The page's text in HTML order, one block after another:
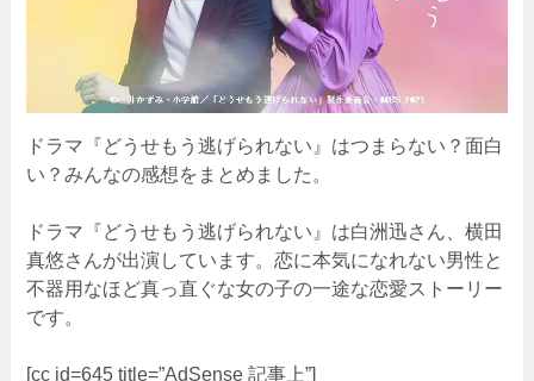
ドラマ『どうせもう逃げられない』はつまらない？面白
い？みんなの感想をまとめました。
ドラマ『どうせもう逃げられない』は白洲迅さん、横田
真悠さんが出演しています。恋に本気になれない男性と
不器用なほど真っ直ぐな女の子の一途な恋愛ストーリー
です。
[cc id=645 title=”AdSense 記事上”]